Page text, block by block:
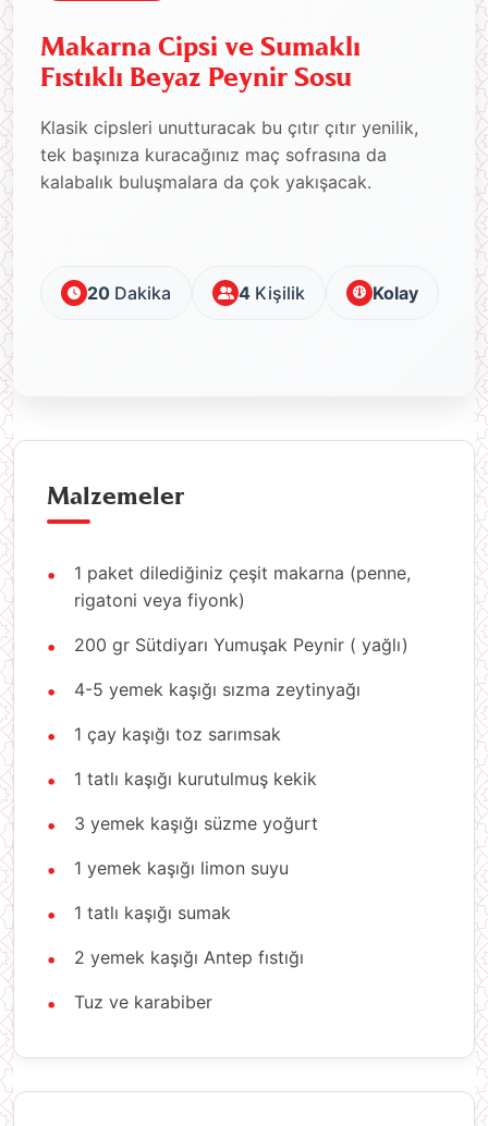
Makarna Cipsi ve Sumaklı
Fıstıklı Beyaz Peynir Sosu
Klasik cipsleri unutturacak bu çıtır çıtır yenilik,
tek başınıza kuracağınız maç sofrasına da
kalabalık buluşmalara da çok yakışacak.
20 Dakika 4 Kişilik Kolay
Malzemeler
1 paket dilediğiniz çeşit makarna (penne,
rigatoni veya fiyonk)
200 gr Sütdiyarı Yumuşak Peynir ( yağlı)
4-5 yemek kaşığı sızma zeytinyağı
1 çay kaşığı toz sarımsak
1 tatlı kaşığı kurutulmuş kekik
3 yemek kaşığı süzme yoğurt
1 yemek kaşığı limon suyu
1 tatlı kaşığı sumak
2 yemek kaşığı Antep fıstığı
Tuz ve karabiber